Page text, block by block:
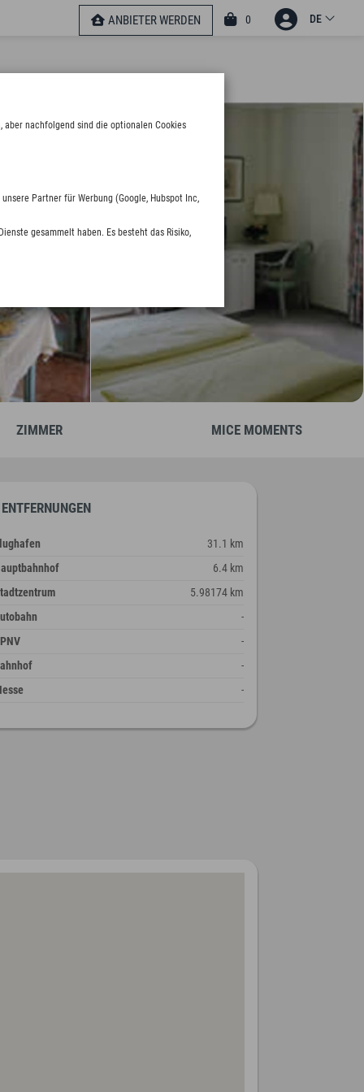
aber nachfolgend sind die optionalen Cookies
Partner für Werbung (Google, Hubspot Inc,
gesammelt haben. Es besteht das Risiko,
ANBIETER WERDEN 0 DE
ZIMMER MICE MOMENTS
ENTFERNUNGEN
31.1 km
6.4 km
5.98174 km
-
-
-
-